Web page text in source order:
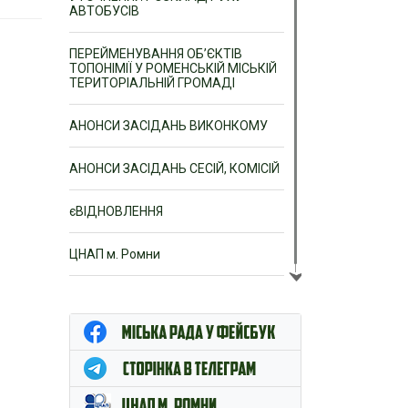
АВТОБУСІВ
ПЕРЕЙМЕНУВАННЯ ОБ’ЄКТІВ
ТОПОНІМІЇ У РОМЕНСЬКІЙ МІСЬКІЙ
ТЕРИТОРІАЛЬНІЙ ГРОМАДІ
АНОНСИ ЗАСІДАНЬ ВИКОНКОМУ
АНОНСИ ЗАСІДАНЬ СЕСІЙ, КОМІСІЙ
єВІДНОВЛЕННЯ
ЦНАП м. Ромни